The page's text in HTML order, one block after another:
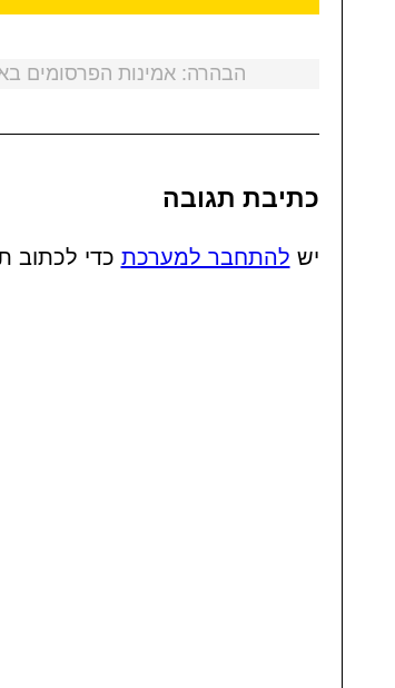
הבהרה: אמינות הפרסומים
כתיבת תגובה
יש להתחבר למערכת כדי לכתוב